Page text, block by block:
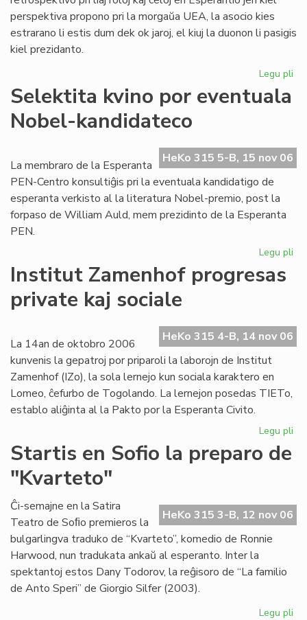
perspektiva propono pri la morgaŭa UEA, la asocio kies
estrarano li estis dum dek ok jaroj, el kiuj la duonon li pasigis
kiel prezidanto.
Legu pli
sia
Selektita kvino por eventuala
Nobel-kandidateco
HeKo 315 5-B, 15 nov 06
La membraro de la Esperanta
PEN-Centro konsultiĝis pri la eventuala kandidatigo de
esperanta verkisto al la literatura Nobel-premio, post la
forpaso de William Auld, mem prezidinto de la Esperanta
PEN.
Legu pli
Institut Zamenhof progresas
private kaj sociale
HeKo 315 4-B, 14 nov 06
La 14an de oktobro 2006
kunvenis la gepatroj por priparoli la laborojn de Institut
Zamenhof (IZo), la sola lernejo kun sociala karaktero en
Lomeo, ĉefurbo de Togolando. La lernejon posedas TIETo,
establo aliĝinta al la Pakto por la Esperanta Civito.
Legu pli
kaj
Startis en Sofio la preparo de
"Kvarteto"
HeKo 315 3-B, 12 nov 06
Ĉi-semajne en la Satira
Teatro de Soﬁo premieros la
bulgarlingva traduko de “Kvarteto”, komedio de Ronnie
Harwood, nun tradukata ankaŭ al esperanto. Inter la
spektantoj estos Dany Todorov, la reĝisoro de “La familio
de Anto Speri” de Giorgio Silfer (2003).
Legu pli